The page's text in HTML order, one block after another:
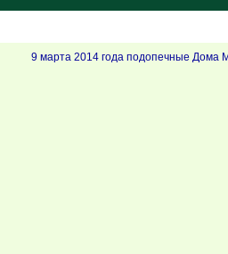
9 марта 2014 года подопечные Дома